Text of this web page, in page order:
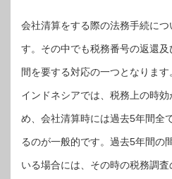
会社清算をする際の法務手続に
す。その中でも税務番号の返還
間を要する対応の一つとなります
インドネシアでは、税務上の時
め、会社清算時には過去5年間全
るのが一般的です。過去5年間の
いる場合には、その時の税務調